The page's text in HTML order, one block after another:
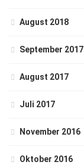
August 2018
September 2017
August 2017
Juli 2017
November 2016
Oktober 2016